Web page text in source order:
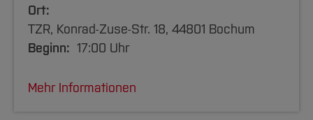
Ort:
TZR, Konrad-Zuse-Str. 18, 44801 Bochum
Beginn: 17:00 Uhr
Mehr Informationen